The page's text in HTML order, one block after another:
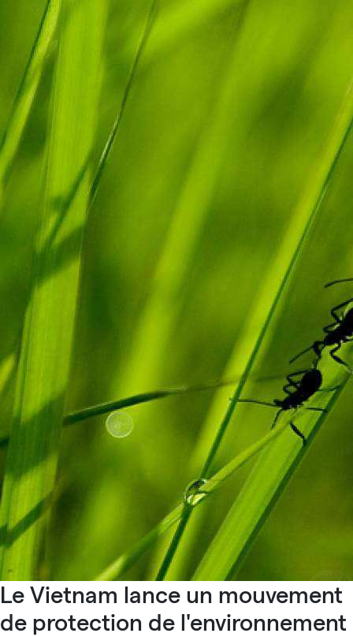
Le Vietnam lance un mouvement
de protection de l'environnement